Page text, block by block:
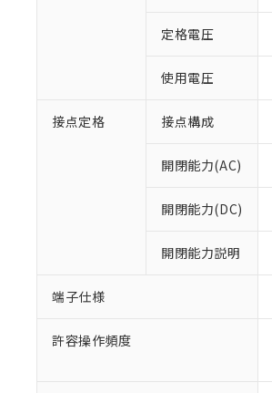
定格電圧
使用電圧
接点定格 接点構成
開閉能力(AC)
開閉能力(DC)
開閉能力説明
端子仕様
許容操作頻度